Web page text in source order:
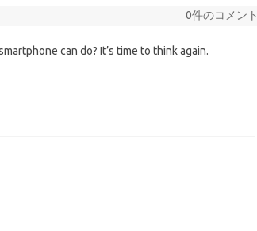
0件のコメント
can do? It’s time to think again.